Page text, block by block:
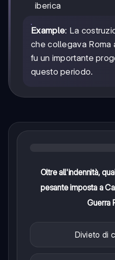
iberica
Example: La
che collegava Roma
fu un importante
questo periodo.
Oltre all'indennità,
pesante imposta a
Guerra
Divieto di